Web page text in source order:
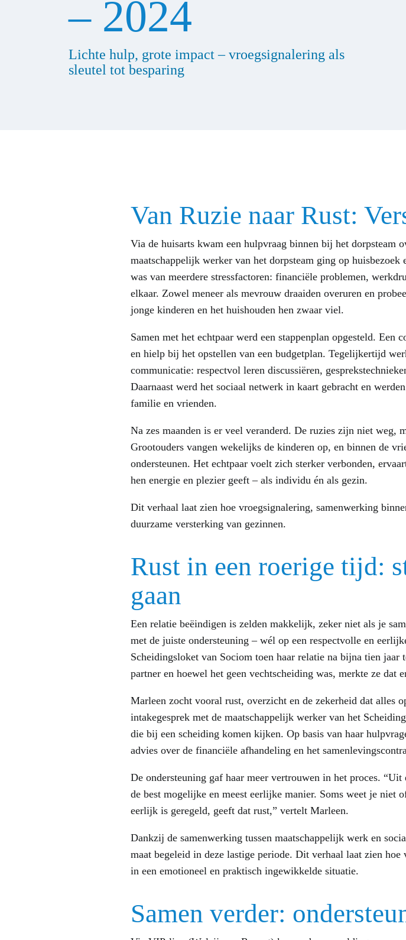
– 2024
Lichte hulp, grote impact – vroegsignalering als
sleutel tot besparing
Van Ruzie naar Rust:
Via de huisarts kwam een hulpvraag binnen bij het dorpsteam
maatschappelijk werker van het dorpsteam ging op
was van meerdere stressfactoren: financiële problemen,
elkaar. Zowel meneer als mevrouw draaiden overuren en
jonge kinderen en het huishouden hen zwaar viel.
Samen met het echtpaar werd een stappenplan opgesteld.
en hielp bij het opstellen van een budgetplan. Tegelijkertijd
communicatie: respectvol leren discussiëren,
Daarnaast werd het sociaal netwerk in kaart gebracht en
familie en vrienden.
Na zes maanden is er veel veranderd. De ruzies zijn niet weg,
Grootouders vangen wekelijks de kinderen op, en binnen de
ondersteunen. Het echtpaar voelt zich sterker verbonden,
hen energie en plezier geeft – als individu én als gezin.
Dit verhaal laat zien hoe vroegsignalering, samenwerking
duurzame versterking van gezinnen.
Rust in een roerige tijd:
gaan
Een relatie beëindigen is zelden makkelijk, zeker niet als je
met de juiste ondersteuning – wél op een respectvolle en
Scheidingsloket van Sociom toen haar relatie na bijna tien
partner en hoewel het geen vechtscheiding was, merkte ze dat
Marleen zocht vooral rust, overzicht en de zekerheid dat alles
intakegesprek met de maatschappelijk werker van het
die bij een scheiding komen kijken. Op basis van haar
advies over de financiële afhandeling en het
De ondersteuning gaf haar meer vertrouwen in het proces.
de best mogelijke en meest eerlijke manier. Soms weet je
eerlijk is geregeld, geeft dat rust,” vertelt Marleen.
Dankzij de samenwerking tussen maatschappelijk werk en
maat begeleid in deze lastige periode. Dit verhaal laat zien
in een emotioneel en praktisch ingewikkelde situatie.
Samen verder: